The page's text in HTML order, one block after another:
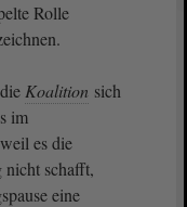
Rolle
Koalition sich
im
es die
nicht schafft,
eine